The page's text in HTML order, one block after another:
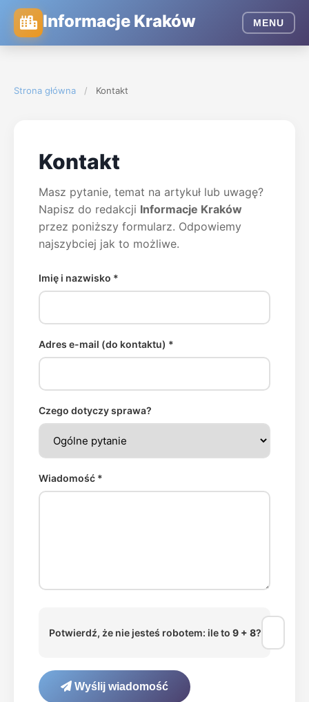
Informacje Kraków MENU
Strona główna / Kontakt
Kontakt
Masz pytanie, temat na artykuł lub uwagę?
Napisz do redakcji Informacje Kraków
przez poniższy formularz. Odpowiemy
najszybciej jak to możliwe.
Imię i nazwisko *
Adres e-mail (do kontaktu) *
Czego dotyczy sprawa?
Wiadomość *
Potwierdź, że nie jesteś robotem: ile to 9 + 8?
Wyślij wiadomość